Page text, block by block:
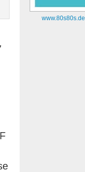
www.80s80s.de